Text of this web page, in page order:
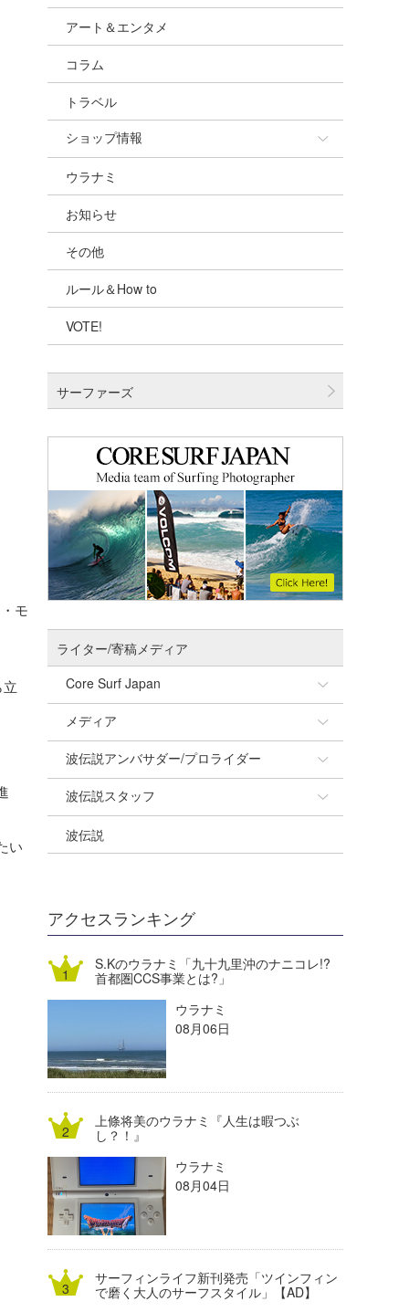
モ
い
アート＆エンタメ
コラム
トラベル
ショップ情報
ショップ情報
湘南
千葉北
伊豆
千葉南
四国
沖縄
ウラナミ
お知らせ
その他
ルール＆How to
VOTE!
サーファーズ
ライター/寄稿メディア
Core Surf Japan
Naoya Kimoto
mitsuteru Kamio
Yasunari Inoue
Yoshiyuki Obata
DELTA FORCE SURF
熊谷素子
メディア
SURFMEDIA
Colors MAGAZINE
WAVAL
波伝説アンバサダー/プロライダー
福島寿実子
中浦“JET”章
進士剛光
植村未来
大野”MAR”修聖
喜納海人
波伝説スタッフ
☆加藤
Aichan
ECE
H
KID
KOBU
KY
MIN
mitz
OYZ
波伝説
アクセスランキング
S.Kのウラナミ「九十九里沖のナニコレ!?
首都圏CCS事業とは?」
ウラナミ
08月06日
上條将美のウラナミ『人生は暇つぶ
し？！』
ウラナミ
08月04日
サーフィンライフ新刊発売「ツインフィン
で磨く大人のサーフスタイル」【AD】